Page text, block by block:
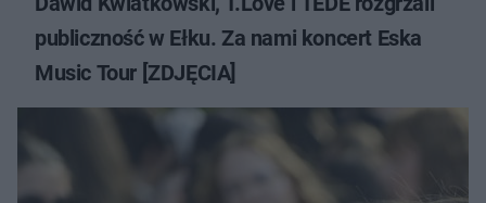
publiczność w Ełku. Za nami koncert Eska
Music Tour [ZDJĘCIA]